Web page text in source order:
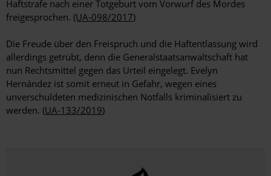
Haftstrafe nach einer Totgeburt vom Vorwurf des Mordes
freigesprochen. (UA-098/2017)
Die Freude über den Freispruch und die Haftentlassung wird
allerdings getrübt, denn die Generalstaatsanwaltschaft hat
nun Rechtsmittel gegen das Urteil eingelegt. Evelyn
Hernández ist somit erneut in Gefahr, wegen eines
unverschuldeten medizinischen Notfalls kriminalisiert zu
werden. (UA-133/2019)